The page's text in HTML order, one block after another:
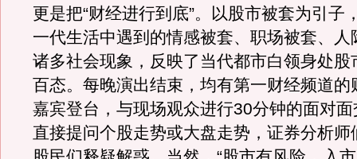
更是把“财经进行到底”。以股市被套为引子
一代生活中遇到的情感被套、职场被套、人
诸多社会现象，反映了当代都市白领身处股
百态。每晚演出结束，均有第一财经频道的
嘉宾登台，与现场观众进行30分钟的面对
直接提问个股走势或大盘走势，证券分析师